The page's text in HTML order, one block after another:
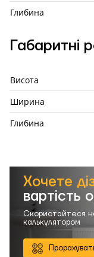
Глибина
Габаритні
Висота
Ширина
Глибина
Хочете
вартість
Скористайтеся
калькулятором